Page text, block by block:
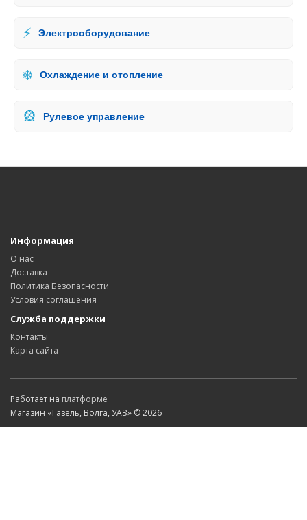
⚡ Электрооборудование
❄️ Охлаждение и отопление
🎡 Рулевое управление
Информация
О нас
Доставка
Политика Безопасности
Условия соглашения
Служба поддержки
Контакты
Карта сайта
Работает на платформе
Магазин «Газель, Волга, УАЗ» © 2026